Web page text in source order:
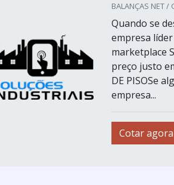
BALANÇAS NET
Quando se
empresa
marketplace
preço justo
DE PISOSe
empresa...
Cotar agora